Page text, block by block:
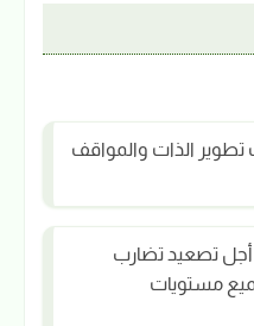
الذات والمواقف
تصعيد تضارب
مستويات